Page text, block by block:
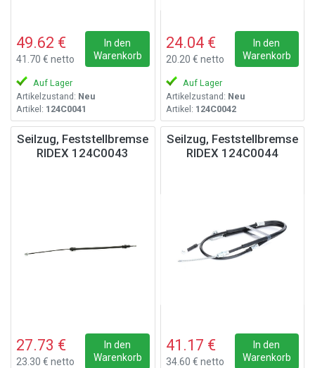
49.62 €
41.70 € netto
In den
Warenkorb
Auf Lager
Artikelzustand: Neu
Artikel: 124C0041
24.04 €
20.20 € netto
In den
Warenkorb
Auf Lager
Artikelzustand: Neu
Artikel: 124C0042
Seilzug, Feststellbremse
RIDEX 124C0043
27.73 €
23.30 € netto
In den
Warenkorb
Seilzug, Feststellbremse
RIDEX 124C0044
41.17 €
34.60 € netto
In den
Warenkorb